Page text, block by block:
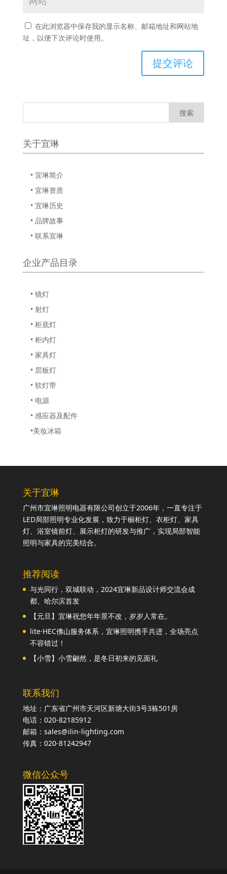
在此浏览器中保存我的显示名称、邮箱地址和网站地
址，以便下次评论时使用。
关于宜琳
• 宜琳简介
• 宜琳资质
• 宜琳历史
• 品牌故事
• 联系宜琳
企业产品目录
• 镜灯
• 射灯
• 柜底灯
• 柜内灯
• 家具灯
• 层板灯
• 软灯带
• 电源
• 感应器及配件
•美妆冰箱
关于宜琳
广州市宜琳照明电器有限公司创立于2006年，一直专注于
LED局部照明专业化发展，致力于橱柜灯、衣柜灯、家具
灯、浴室镜前灯、展示柜灯的研发与推广，实现局部智能
照明与家具的完美结合。
推荐阅读
与光同行，双城联动，2024宜琳新品设计师交流会成
都、哈尔滨首发
【元旦】宜琳祝您年年景不改，岁岁人常在。
lite·HEC佛山服务体系，宜琳照明携手共进，全场亮点
不容错过！
【小雪】小雪翩然，是冬日初来的见面礼
联系我们
地址：广东省广州市天河区新塘大街3号3栋501房
电话：020-82185912
邮箱：sales@ilin-lighting.com
传真：020-81242947
微信公众号